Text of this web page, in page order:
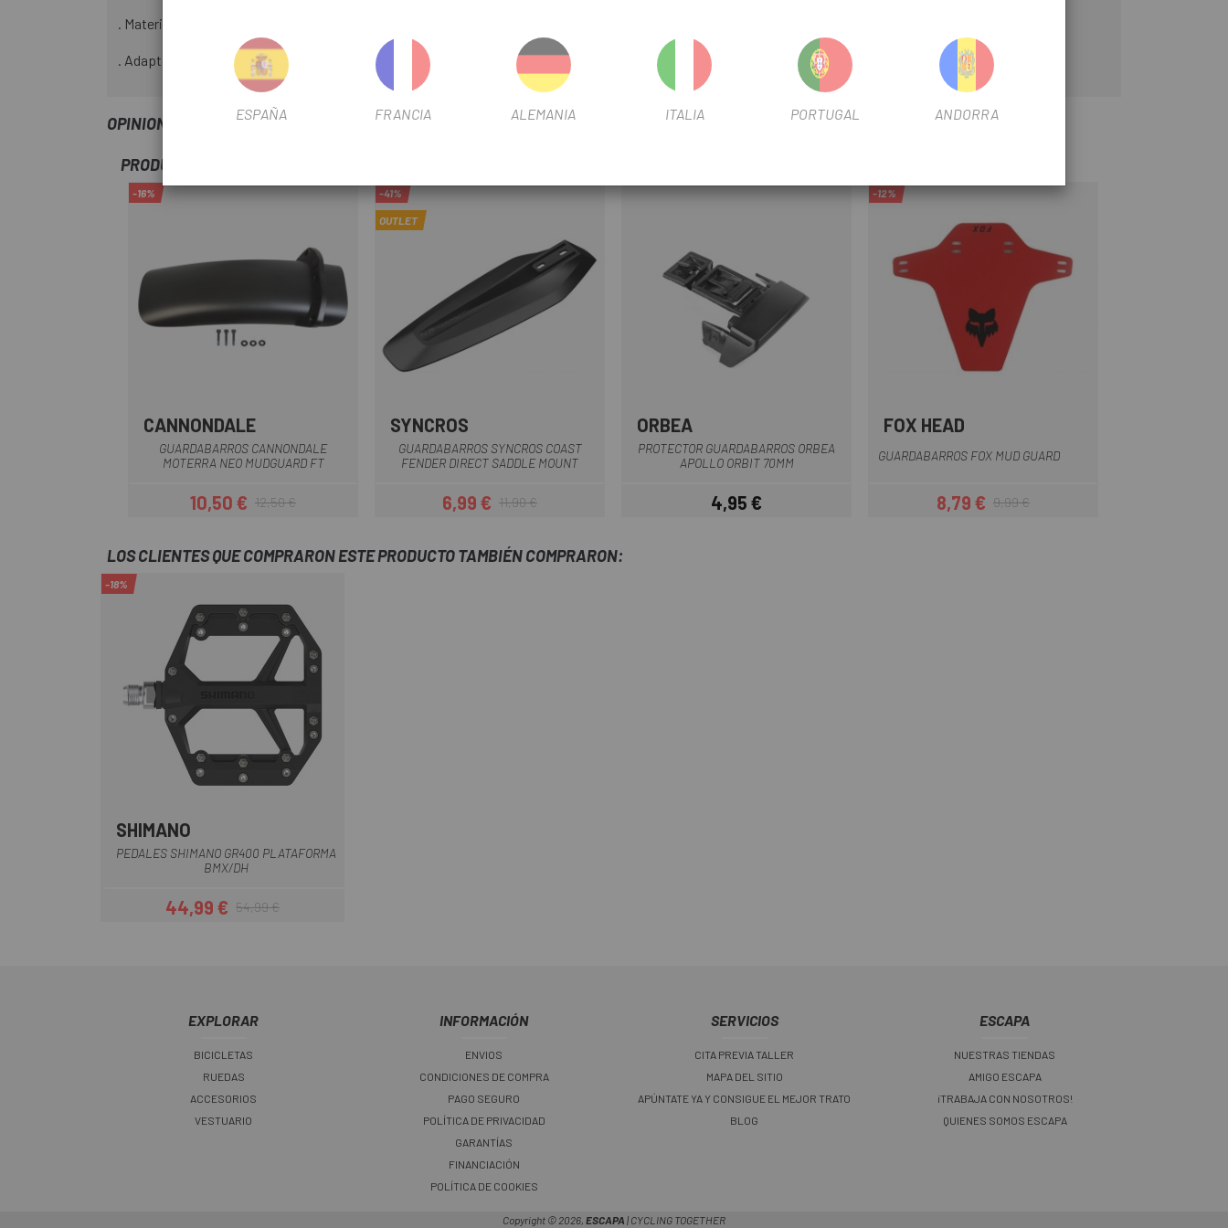
. Material de plástico
. Adaptable a todos los tubos diagonales de hasta 50 mm
OPINIONES
PRODUCTOS SIMILARES
Negro
-16%
CANNONDALE
GUARDABARROS CANNONDALE
MOTERRA NEO MUDGUARD FT
Precio
10,50 €Precio regular
12,50 €
-41%
OUTLET
SYNCROS
GUARDABARROS SYNCROS COAST
FENDER DIRECT SADDLE MOUNT
Precio
6,99 €Precio regular
11,90 €
ORBEA
PROTECTOR GUARDABARROS ORBEA
APOLLO ORBIT 70MM
Precio
4,95 €
Crema
Lila
-12%
FOX HEAD
GUARDABARROS FOX MUD GUARD
Precio
8,79 €Precio regular
9,99 €
LOS CLIENTES QUE COMPRARON ESTE PRODUCTO TAMBIÉN COMPRARON:
-18%
SHIMANO
PEDALES SHIMANO GR400 PLATAFORMA
BMX/DH
Precio
44,99 €Precio regular
54,99 €
EXPLORAR
BICICLETAS
RUEDAS
ACCESORIOS
VESTUARIO
INFORMACIÓN
ENVIOS
CONDICIONES DE COMPRA
PAGO SEGURO
POLÍTICA DE PRIVACIDAD
GARANTÍAS
FINANCIACIÓN
POLÍTICA DE COOKIES
SERVICIOS
CITA PREVIA TALLER
MAPA DEL SITIO
APÚNTATE YA Y CONSIGUE EL MEJOR TRATO
BLOG
ESCAPA
NUESTRAS TIENDAS
AMIGO ESCAPA
¡TRABAJA CON NOSOTROS!
QUIENES SOMOS ESCAPA
Copyright © 2026, ESCAPA | CYCLING TOGETHER
ESPAÑA FRANCIA ALEMANIA ITALIA PORTUGAL ANDORRA